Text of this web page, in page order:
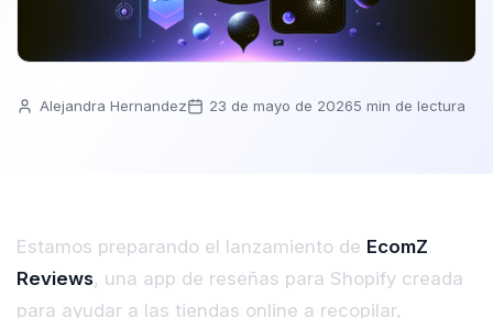
Alejandra Hernandez 23 de mayo de 20265 min de lectura
Estamos preparando el lanzamiento de EcomZ
Reviews, una app de reseñas para Shopify creada
para ayudar a las tiendas online a recopilar,